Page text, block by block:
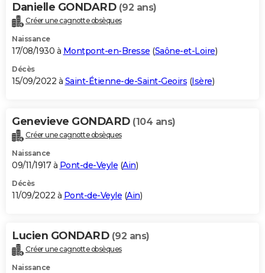
Danielle GONDARD (92 ans)
Créer une cagnotte obsèques
Naissance
17/08/1930 à Montpont-en-Bresse (Saône-et-Loire)
Décès
15/09/2022 à Saint-Étienne-de-Saint-Geoirs (Isère)
Genevieve GONDARD (104 ans)
Créer une cagnotte obsèques
Naissance
09/11/1917 à Pont-de-Veyle (Ain)
Décès
11/09/2022 à Pont-de-Veyle (Ain)
Lucien GONDARD (92 ans)
Créer une cagnotte obsèques
Naissance